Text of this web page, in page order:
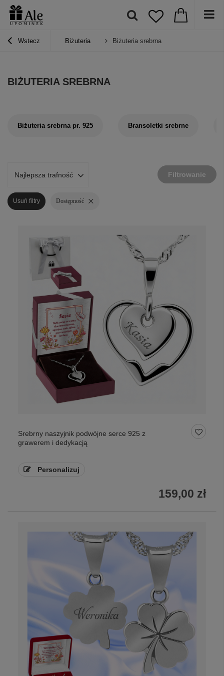
Wstecz Biżuteria Biżuteria srebrna
BIŻUTERIA SREBRNA
Biżuteria srebrna pr. 925 Bransoletki srebrne
Najlepsza trafność Filtrowanie
Usuń filtry Dostępność
Srebrny naszyjnik podwójne serce 925 z
grawerem i dedykacją
Personalizuj
159,00 zł